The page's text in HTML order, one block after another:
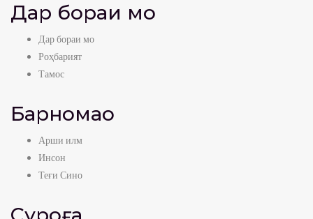
Дар бораи мо
Дар бораи мо
Роҳбарият
Тамос
Барномаҳо
Арши илм
Инсон
Теғи Сино